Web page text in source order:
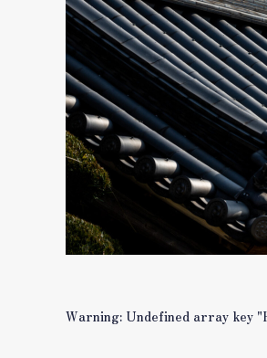
Warning: Undefined array key